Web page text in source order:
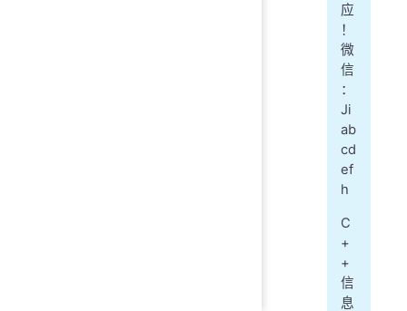
应
！
微
信
：
Ji
ab
cd
ef
h
C
+
+
信
息